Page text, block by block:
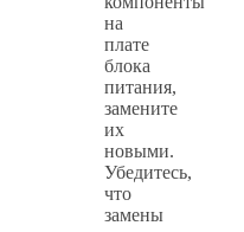
на
плате
блока
питания,
замените
их
новыми.
Убедитесь,
что
замены